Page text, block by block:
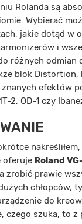
Rolanda są
Wybierać
jakie dotąd w
i
różnych odmian
blok Distortion,
efektów
2, OD-1 czy
oferuje Roland
zrobić prawie
chłopców,
do
czego szuka, to z